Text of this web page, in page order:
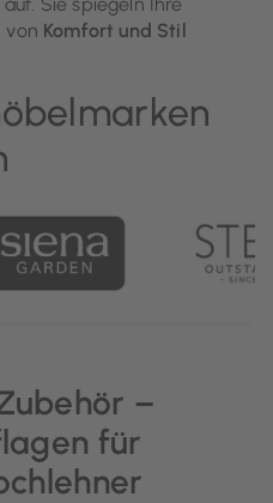
von Komfort und Stil
–
für